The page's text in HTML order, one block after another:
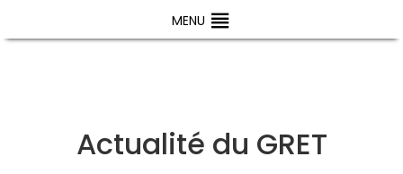
MENU
Actualité du GRET